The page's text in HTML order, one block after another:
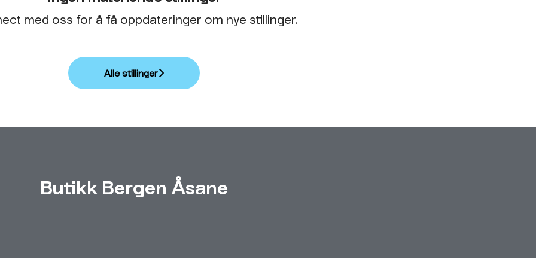
med oss for å få oppdateringer om nye stillinger.
Alle stillinger
Butikk Bergen Åsane